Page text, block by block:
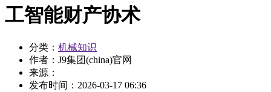
工智能财产协术
分类： 机械知识
作者：J9集团(china)官网
来源：
发布时间： 2026-03-17 06:36